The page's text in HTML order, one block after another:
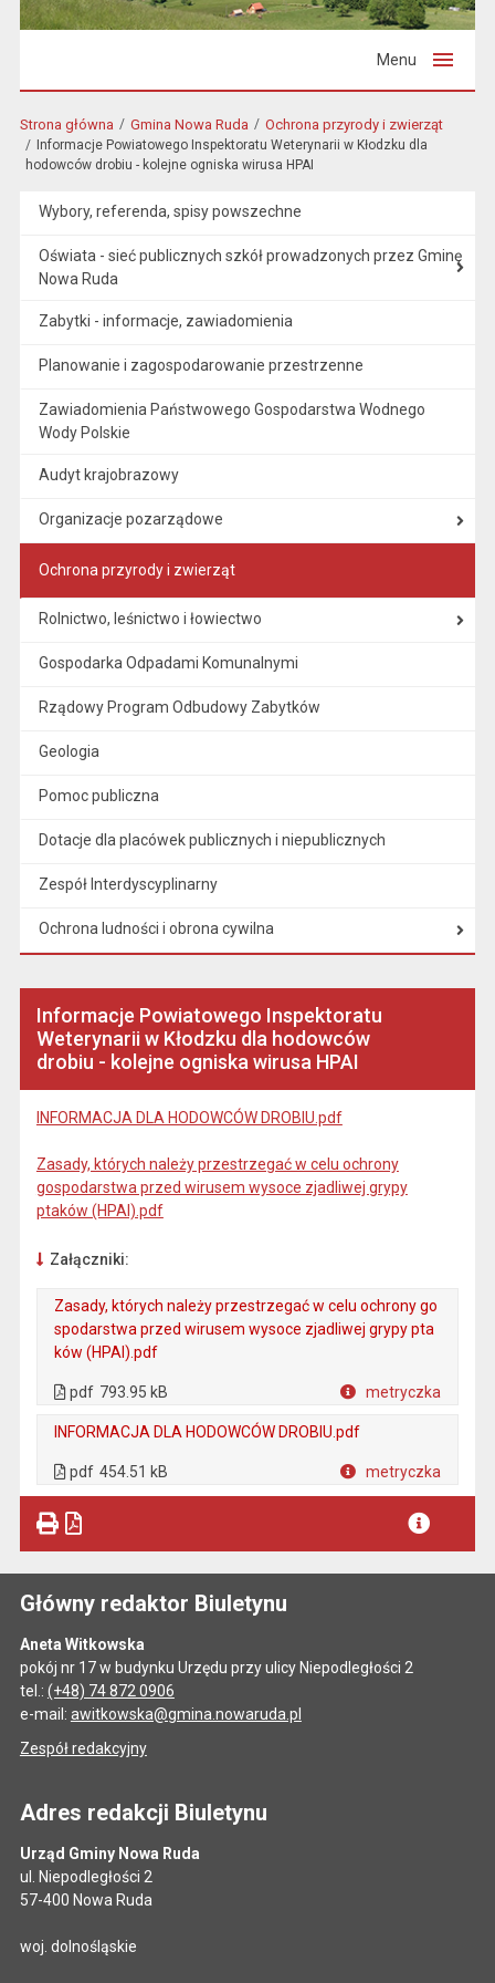
Menu
Strona główna Gmina Nowa Ruda Ochrona przyrody i zwierząt
Informacje Powiatowego Inspektoratu Weterynarii w Kłodzku dla
hodowców drobiu - kolejne ogniska wirusa HPAI
Wybory, referenda, spisy powszechne
Oświata - sieć publicznych szkół prowadzonych przez Gminę
Nowa Ruda
Zabytki - informacje, zawiadomienia
Planowanie i zagospodarowanie przestrzenne
Zawiadomienia Państwowego Gospodarstwa Wodnego
Wody Polskie
Audyt krajobrazowy
Organizacje pozarządowe
Ochrona przyrody i zwierząt
Rolnictwo, leśnictwo i łowiectwo
Gospodarka Odpadami Komunalnymi
Rządowy Program Odbudowy Zabytków
Geologia
Pomoc publiczna
Dotacje dla placówek publicznych i niepublicznych
Zespół Interdyscyplinarny
Ochrona ludności i obrona cywilna
Informacje Powiatowego Inspektoratu
Weterynarii w Kłodzku dla hodowców
drobiu - kolejne ogniska wirusa HPAI
INFORMACJA DLA HODOWCÓW DROBIU.pdf
Zasady, których należy przestrzegać w celu ochrony
gospodarstwa przed wirusem wysoce zjadliwej grypy
ptaków (HPAI).pdf
Załączniki:
Zasady, których należy przestrzegać w celu ochrony go
spodarstwa przed wirusem wysoce zjadliwej grypy pta
ków (HPAI).pdf
pdf 793.95 kB metryczka
INFORMACJA DLA HODOWCÓW DROBIU.pdf
pdf 454.51 kB metryczka
Główny redaktor Biuletynu
Aneta Witkowska
pokój nr 17 w budynku Urzędu przy ulicy Niepodległości 2
tel.: (+48) 74 872 0906
e-mail: awitkowska@gmina.nowaruda.pl
Zespół redakcyjny
Adres redakcji Biuletynu
Urząd Gminy Nowa Ruda
ul. Niepodległości 2
57-400 Nowa Ruda
woj. dolnośląskie